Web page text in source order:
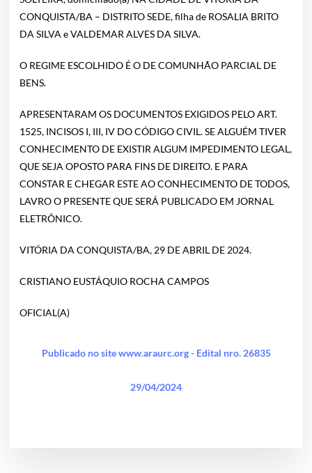
CONQUISTA/BA – DISTRITO SEDE, filha de ROSALIA BRITO
DA SILVA e VALDEMAR ALVES DA SILVA.
O REGIME ESCOLHIDO É O DE COMUNHÃO PARCIAL DE
BENS.
APRESENTARAM OS DOCUMENTOS EXIGIDOS PELO ART.
1525, INCISOS I, III, IV DO CÓDIGO CIVIL. SE ALGUÉM TIVER
CONHECIMENTO DE EXISTIR ALGUM IMPEDIMENTO LEGAL,
QUE SEJA OPOSTO PARA FINS DE DIREITO. E PARA
CONSTAR E CHEGAR ESTE AO CONHECIMENTO DE TODOS,
LAVRO O PRESENTE QUE SERÁ PUBLICADO EM JORNAL
ELETRÔNICO.
VITÓRIA DA CONQUISTA/BA, 29 DE ABRIL DE 2024.
CRISTIANO EUSTÁQUIO ROCHA CAMPOS
OFICIAL(A)
Publicado no site www.araurc.org - Edital nro. 26835
29/04/2024